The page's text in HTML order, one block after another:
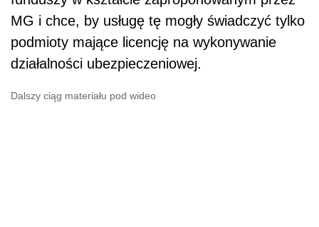
MG i chce, by usługę tę mogły świadczyć tylko
podmioty mające licencję na wykonywanie
działalności ubezpieczeniowej.
Dalszy ciąg materiału pod wideo